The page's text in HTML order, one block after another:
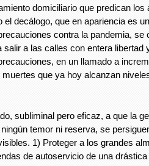
domiciliario que predican los
el decálogo, que en apariencia es
contra la pandemia, se
salir a las calles con entera libertad
en un llamado a
que ya hoy alcanzan
subliminal pero eficaz, a que la
temor ni reserva, se
1) Proteger a los grandes
de autoservicio de una